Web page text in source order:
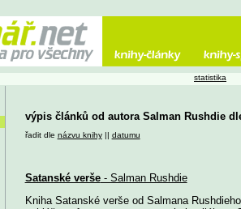
výpis článků od autora Salman Rushdie
řadit dle názvu knihy|| datumu
Satanské verše- Salman Rushdie
Kniha Satanské verše od Salmana
statistika